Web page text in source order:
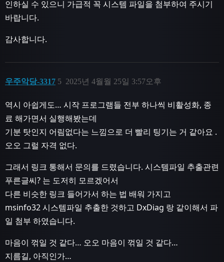
인하실 수 있으니 가급적 꼭 시스템 파일을 첨부하여 주시기
바랍니다.
감사합니다.
우주악당-3317 2025년 4월월 25일 3:57오후
5
역시 아쉽게도… 시작 프로그램들 전부 하나씩 비활성화, 종
료 해가면서 실행해봤는데
기분 탓인지 어림없다는 느낌으로 더 빨리 팅기는 거 같아요 .
오오 그럴 자격 없다.
그래서 링크 통해서 문의를 드렸습니다. 시스템파일 추출관련
푸른글씨? 는 도저히 모르겠어서
다른 비슷한 링크 들어가서 하는 법 배워 가지고
msinfo32 시스템파일 추출한 것하고 DxDiag 랑 같이해서 파
일 첨부 하였습니다.
마음이 꺾일 것 같다… 오오 마음이 꺾일 것 같다…
지름길, 아직인가…